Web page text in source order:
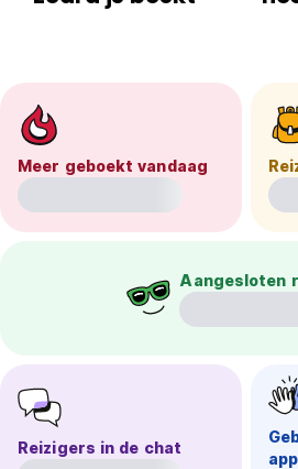
Meer geboekt vandaag
Aangesloten
Reizigers in de chat
app